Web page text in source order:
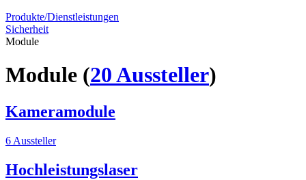
Produkte/Dienstleistungen
Sicherheit
Module
Module (20 Aussteller)
Kameramodule
6 Aussteller
Hochleistungslaser